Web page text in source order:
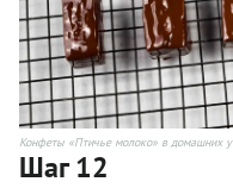
Конфеты «Птичье молоко» в домашних
Шаг 12